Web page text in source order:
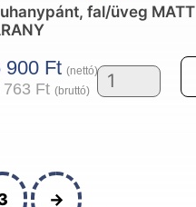
fal/üveg MATT
900 Ft (nettó)
763 Ft (bruttó)
Zuhanypánt,
→